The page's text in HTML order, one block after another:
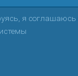
я соглашаюсь